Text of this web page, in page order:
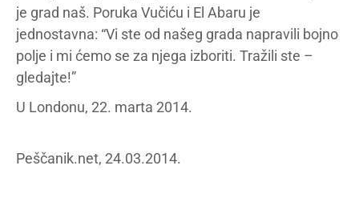
je grad naš. Poruka Vučiću i El Abaru je
jednostavna: “Vi ste od našeg grada napravili bojno
polje i mi ćemo se za njega izboriti. Tražili ste –
gledajte!”
U Londonu, 22. marta 2014.
Peščanik.net, 24.03.2014.